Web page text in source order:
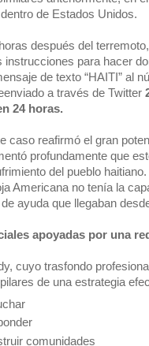
de Estados Unidos.
después del
instrucciones para hacer
de texto “HAITI” al
a través de Twitter
24 horas.
caso reafirmó el gran
profundamente que
del pueblo
Americana no tenía la
ayuda que llegaban
apoyadas por una
cuyo trasfondo
de una estrategia
comunidades